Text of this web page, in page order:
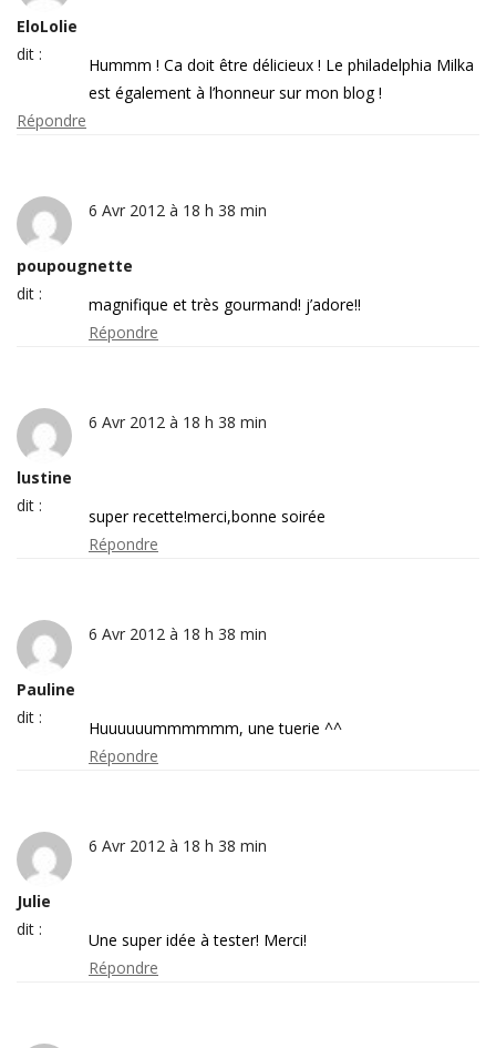
EloLolie
dit :
Hummm ! Ca doit être délicieux ! Le philadelphia Milka
est également à l’honneur sur mon blog !
Répondre
poupougnette
dit :
6 Avr 2012 à 18 h 38 min
magnifique et très gourmand! j’adore!!
Répondre
lustine
dit :
6 Avr 2012 à 18 h 38 min
super recette!merci,bonne soirée
Répondre
Pauline
dit :
6 Avr 2012 à 18 h 38 min
Huuuuuummmmmm, une tuerie ^^
Répondre
Julie
dit :
6 Avr 2012 à 18 h 38 min
Une super idée à tester! Merci!
Répondre